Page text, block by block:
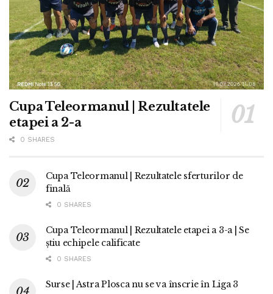
Cupa Teleormanul | Rezultatele
etapei a 2-a
0 SHARES
Cupa Teleormanul | Rezultatele sferturilor de
finală
0 SHARES
Cupa Teleormanul | Rezultatele etapei a 3-a | Se
știu echipele calificate
0 SHARES
Surse | Astra Plosca nu se va înscrie în Liga 3